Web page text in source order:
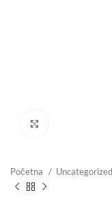
Početna Uncategorized